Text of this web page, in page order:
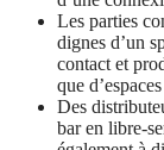
Les parties
dignes d’un
contact et
que
Des
bar en libre-